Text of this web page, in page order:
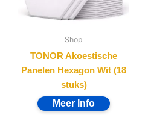
Shop
TONOR Akoestische
Panelen Hexagon Wit (18
stuks)